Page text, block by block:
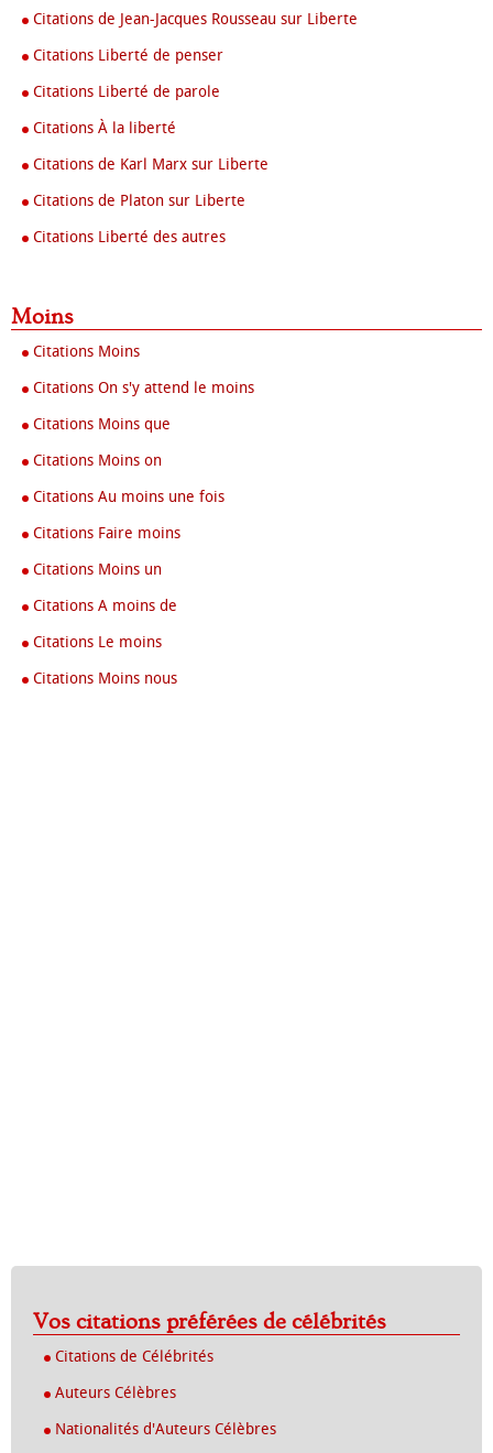
Citations de Jean-Jacques Rousseau sur Liberte
Citations Liberté de penser
Citations Liberté de parole
Citations À la liberté
Citations de Karl Marx sur Liberte
Citations de Platon sur Liberte
Citations Liberté des autres
Moins
Citations Moins
Citations On s'y attend le moins
Citations Moins que
Citations Moins on
Citations Au moins une fois
Citations Faire moins
Citations Moins un
Citations A moins de
Citations Le moins
Citations Moins nous
Vos citations préférées de célébrités
Citations de Célébrités
Auteurs Célèbres
Nationalités d'Auteurs Célèbres